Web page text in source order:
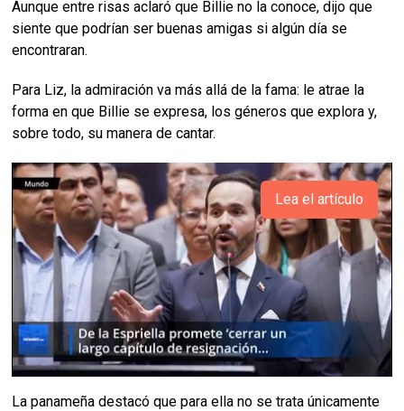
Aunque entre risas aclaró que Billie no la conoce, dijo que
siente que podrían ser buenas amigas si algún día se
encontraran.
Para Liz, la admiración va más allá de la fama: le atrae la
forma en que Billie se expresa, los géneros que explora y,
sobre todo, su manera de cantar.
Lea el artículo
La panameña destacó que para ella no se trata únicamente